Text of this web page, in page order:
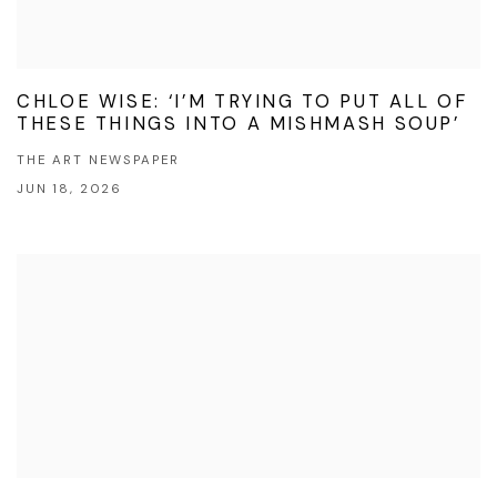
CHLOE WISE: ‘I’M TRYING TO PUT ALL OF
THESE THINGS INTO A MISHMASH SOUP’
THE ART NEWSPAPER
JUN 18, 2026